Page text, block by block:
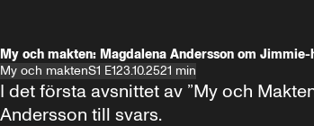
My och makten: Magdalena Andersson om Jimmie-
My och maktenS1 E123.10.2521 min
I det första avsnittet av ”My och
Andersson till svars.